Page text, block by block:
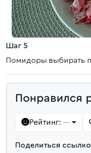
Шаг 5
Помидоры выбирать
Понравился
Рейтинг: —
Поделиться